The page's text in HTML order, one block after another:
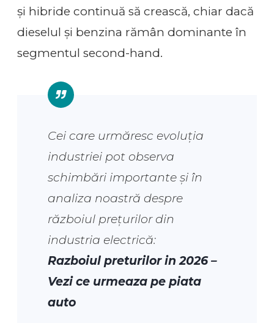
și hibride continuă să crească, chiar dacă
dieselul și benzina rămân dominante în
segmentul second-hand.
Cei care urmăresc evoluția
industriei pot observa
schimbări importante și în
analiza noastră despre
războiul prețurilor din
industria electrică:
Razboiul preturilor in 2026 –
Vezi ce urmeaza pe piata
auto